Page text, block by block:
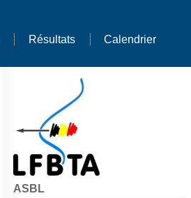
Résultats Calendrier
ASBL